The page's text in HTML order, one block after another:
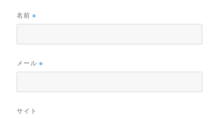
名前※
メール※
サイト